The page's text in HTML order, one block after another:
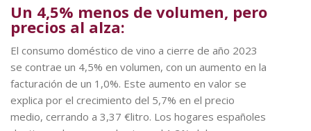
Un 4,5% menos de volumen, pero
precios al alza:
El consumo doméstico de vino a cierre de año 2023
se contrae un 4,5% en volumen, con un aumento en la
facturación de un 1,0%. Este aumento en valor se
explica por el crecimiento del 5,7% en el precio
medio, cerrando a 3,37 €litro. Los hogares españoles